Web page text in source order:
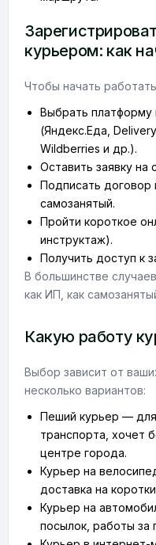
курьером: как
Чтобы начать
Выбрать платформу
(Яндекс.Еда,
Wildberries и др.).
Оставить заявку на
Подписать договор
самозанятый.
Пройти короткое
инструктаж).
Получить доступ к
В большинстве
как ИП, как
Какую работу
Выбор зависит от
несколько вариантов:
Пеший курьер —
транспорта, хочет
центре города.
Курьер на
доставка на
Курьер на
посылок, работы за